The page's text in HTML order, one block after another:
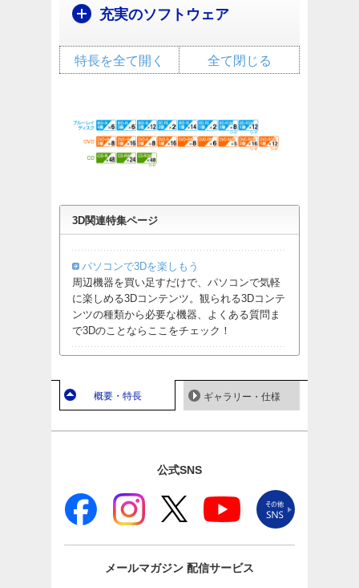
充実のソフトウェア
全て閉じる
特長を全て開く
3D関連特集ページ
パソコンで3Dを楽しもう
周辺機器を買い足すだけで、パソコンで気軽
に楽しめる3Dコンテンツ。観られる3Dコンテ
ンツの種類から必要な機器、よくある質問ま
で3Dのことならここをチェック！
概要・特長 ギャラリー・仕様
公式SNS
メールマガジン 配信サービス